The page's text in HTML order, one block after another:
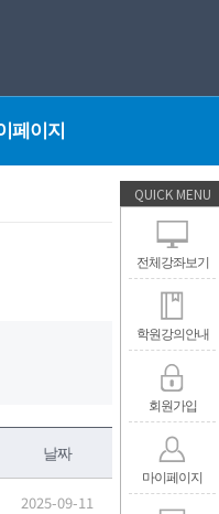
QUICK MENU
전체강좌보기
학원강의안내
회원가입
마이페이지
페이지
날짜
2025-09-11